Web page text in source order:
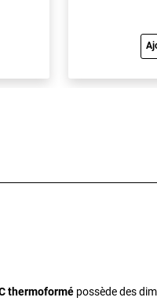
thermoformé possède des